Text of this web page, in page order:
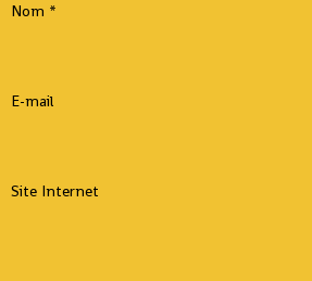
Nom
E-mail
Site Internet